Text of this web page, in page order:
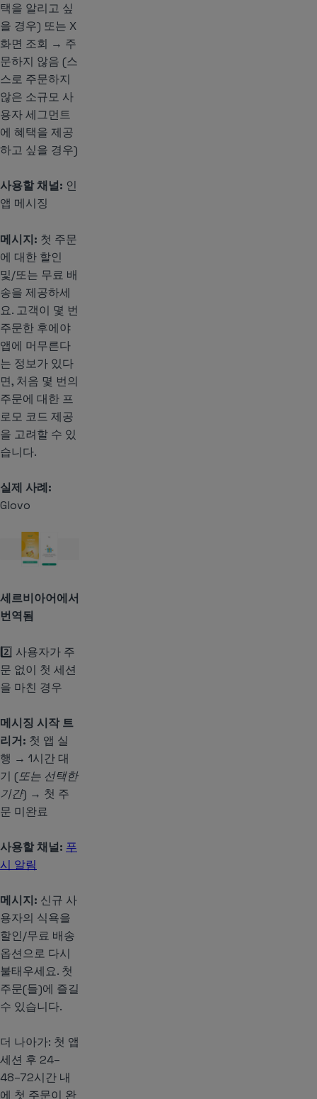
택을 알리고 싶
을 경우) 또는 X
화면 조회 → 주
문하지 않음 (스
스로 주문하지
않은 소규모 사
용자 세그먼트
에 혜택을 제공
하고 싶을 경우)
사용할 채널: 인
앱 메시징
메시지: 첫 주문
에 대한 할인
및/또는 무료 배
송을 제공하세
요. 고객이 몇 번
주문한 후에야
앱에 머무른다
는 정보가 있다
면, 처음 몇 번의
주문에 대한 프
로모 코드 제공
을 고려할 수 있
습니다.
실제 사례:
Glovo
세르비아어에서
번역됨
2️⃣ 사용자가 주
문 없이 첫 세션
을 마친 경우
메시징 시작 트
리거: 첫 앱 실
행 → 1시간 대
기 (또는 선택한
기간) → 첫 주
문 미완료
사용할 채널: 푸
시 알림
메시지: 신규 사
용자의 식욕을
할인/무료 배송
옵션으로 다시
불태우세요. 첫
주문(들)에 즐길
수 있습니다.
더 나아가: 첫 앱
세션 후 24–
48–72시간 내
에 첫 주문이 완